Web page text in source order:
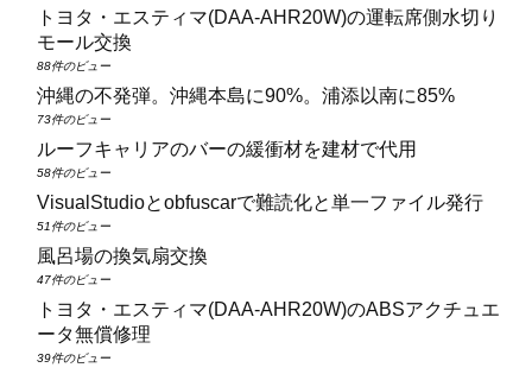
トヨタ・エスティマ(DAA‑AHR20W)の運転席側水切り
モール交換
88件のビュー
沖縄の不発弾。沖縄本島に90%。浦添以南に85%
73件のビュー
ルーフキャリアのバーの緩衝材を建材で代用
58件のビュー
VisualStudioとobfuscarで難読化と単一ファイル発行
51件のビュー
風呂場の換気扇交換
47件のビュー
トヨタ・エスティマ(DAA‑AHR20W)のABSアクチュエ
ータ無償修理
39件のビュー